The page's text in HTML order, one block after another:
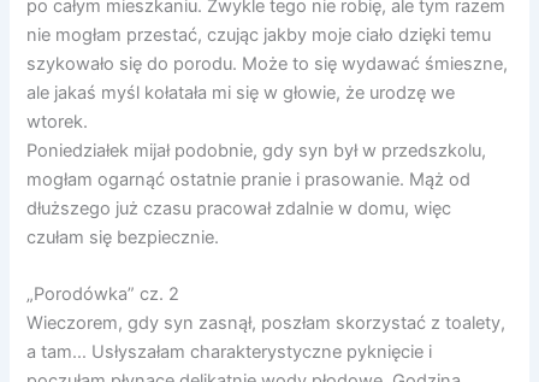
po całym mieszkaniu. Zwykle tego nie robię, ale tym razem
nie mogłam przestać, czując jakby moje ciało dzięki temu
szykowało się do porodu. Może to się wydawać śmieszne,
ale jakaś myśl kołatała mi się w głowie, że urodzę we
wtorek.
Poniedziałek mijał podobnie, gdy syn był w przedszkolu,
mogłam ogarnąć ostatnie pranie i prasowanie. Mąż od
dłuższego już czasu pracował zdalnie w domu, więc
czułam się bezpiecznie.
„Porodówka” cz. 2
Wieczorem, gdy syn zasnął, poszłam skorzystać z toalety,
a tam… Usłyszałam charakterystyczne pyknięcie i